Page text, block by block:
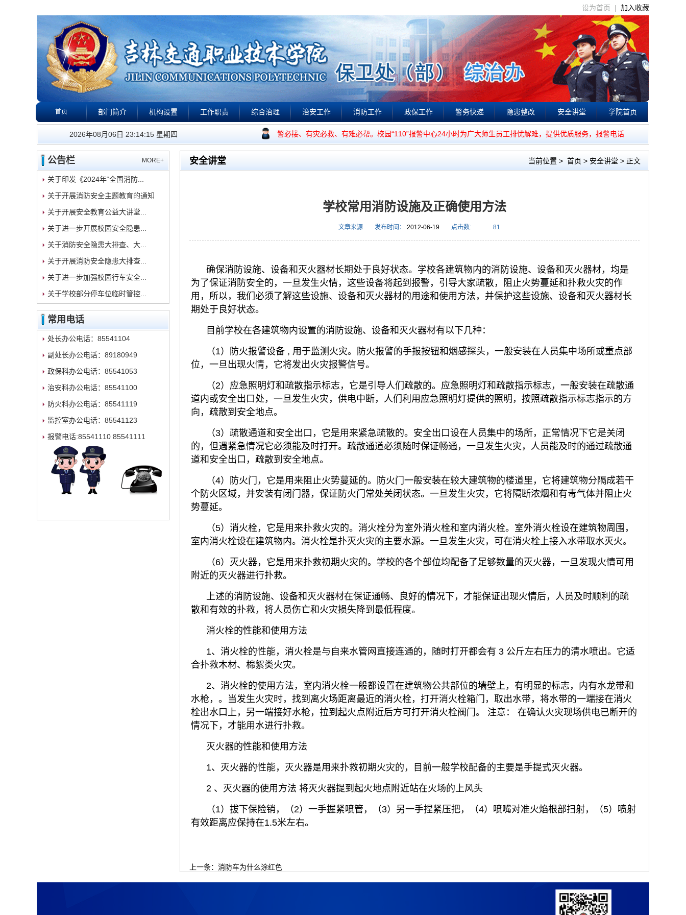
加入收藏
设为首页 |
首页 部门简介 机构设置 工作职责 综合治理 治安工作 消防工作 政保工作 警务快递 隐患整改 安全讲堂 学院首页
公告栏 政策法规 下载专区 视频点播
2026年08月06日 23:14:16 星期四 我们的工作宗旨是：有警必接、有灾必救、有难必帮。校园“110”报警中心24小时为广大师生员工排忧解难，提供优质服务，报警电话：85541110。
公告栏 MORE+
关于印发《2024年“全国消防...
关于开展消防安全主题教育的通知
关于开展安全教育公益大讲堂...
关于进一步开展校园安全隐患...
关于消防安全隐患大排查、大...
关于开展消防安全隐患大排查...
关于进一步加强校园行车安全...
关于学校部分停车位临时管控...
常用电话
处长办公电话：85541104
副处长办公电话：89180949
政保科办公电话：85541053
治安科办公电话：85541100
防火科办公电话：85541119
监控室办公电话：85541123
报警电话:85541110 85541111
安全讲堂 当前位置 > 首页 > 安全讲堂 > 正文
学校常用消防设施及正确使用方法
文章来源 发布时间：2012-06-19 点击数: 81
确保消防设施、设备和灭火器材长期处于良好状态。学校各建筑物内的消防设施、设备和灭火器材，均是
为了保证消防安全的，一旦发生火情，这些设备将起到报警，引导大家疏散，阻止火势蔓延和扑救火灾的作
用，所以，我们必须了解这些设施、设备和灭火器材的用途和使用方法，并保护这些设施、设备和灭火器材长
期处于良好状态。
目前学校在各建筑物内设置的消防设施、设备和灭火器材有以下几种：
（1）防火报警设备 , 用于监测火灾。防火报警的手报按钮和烟感探头，一般安装在人员集中场所或重点部
位，一旦出现火情，它将发出火灾报警信号。
（2）应急照明灯和疏散指示标志，它是引导人们疏散的。应急照明灯和疏散指示标志，一般安装在疏散通
道内或安全出口处，一旦发生火灾，供电中断，人们利用应急照明灯提供的照明，按照疏散指示标志指示的方
向，疏散到安全地点。
（3）疏散通道和安全出口，它是用来紧急疏散的。安全出口设在人员集中的场所，正常情况下它是关闭
的，但遇紧急情况它必须能及时打开。疏散通道必须随时保证畅通，一旦发生火灾，人员能及时的通过疏散通
道和安全出口，疏散到安全地点。
（4）防火门，它是用来阻止火势蔓延的。防火门一般安装在较大建筑物的楼道里，它将建筑物分隔成若干
个防火区域，并安装有闭门器，保证防火门常处关闭状态。一旦发生火灾，它将隔断浓烟和有毒气体并阻止火
势蔓延。
（5）消火栓，它是用来扑救火灾的。消火栓分为室外消火栓和室内消火栓。室外消火栓设在建筑物周围，
室内消火栓设在建筑物内。消火栓是扑灭火灾的主要水源。一旦发生火灾，可在消火栓上接入水带取水灭火。
（6）灭火器，它是用来扑救初期火灾的。学校的各个部位均配备了足够数量的灭火器，一旦发现火情可用
附近的灭火器进行扑救。
上述的消防设施、设备和灭火器材在保证通畅、良好的情况下，才能保证出现火情后，人员及时顺利的疏
散和有效的扑救，将人员伤亡和火灾损失降到最低程度。
消火栓的性能和使用方法
1、消火栓的性能，消火栓是与自来水管网直接连通的，随时打开都会有 3 公斤左右压力的清水喷出。它适
合扑救木材、棉絮类火灾。
2、消火栓的使用方法，室内消火栓一般都设置在建筑物公共部位的墙壁上，有明显的标志，内有水龙带和
水枪，。当发生火灾时，找到离火场距离最近的消火栓，打开消火栓箱门，取出水带，将水带的一端接在消火
栓出水口上，另一端接好水枪，拉到起火点附近后方可打开消火栓阀门。 注意： 在确认火灾现场供电已断开的
情况下，才能用水进行扑救。
灭火器的性能和使用方法
1、灭火器的性能，灭火器是用来扑救初期火灾的，目前一般学校配备的主要是手提式灭火器。
2 、灭火器的使用方法 将灭火器提到起火地点附近站在火场的上风头
（1）拔下保险销，（2）一手握紧喷管，（3）另一手捏紧压把，（4）喷嘴对准火焰根部扫射，（5）喷射
有效距离应保持在1.5米左右。
上一条：消防车为什么涂红色